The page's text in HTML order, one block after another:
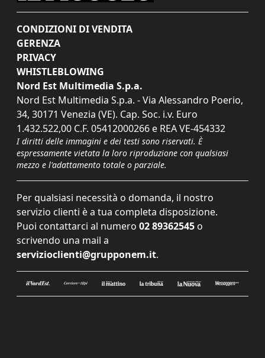
CONDIZIONI DI VENDITA
GERENZA
PRIVACY
WHISTLEBLOWING
Nord Est Multimedia S.p.a.
Nord Est Multimedia S.p.a. - Via Alessandro Poerio,
34, 30171 Venezia (VE). Cap. Soc. i.v. Euro
1.432.522,00 C.F. 05412000266 e REA VE-454332
I diritti delle immagini e dei testi sono riservati. È
espressamente vietata la loro riproduzione con qualsiasi
mezzo e l'adattamento totale o parziale.
Per qualsiasi necessità o domanda, il nostro
servizio clienti è a tua completa disposizione.
Puoi contattarci al numero 02 89362545 o
scrivendo una mail a
servizioclienti@grupponem.it.